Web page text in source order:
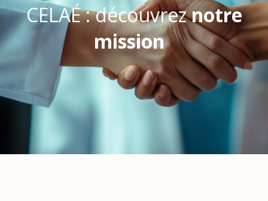
CELAÉ : découvreznotre
mission|